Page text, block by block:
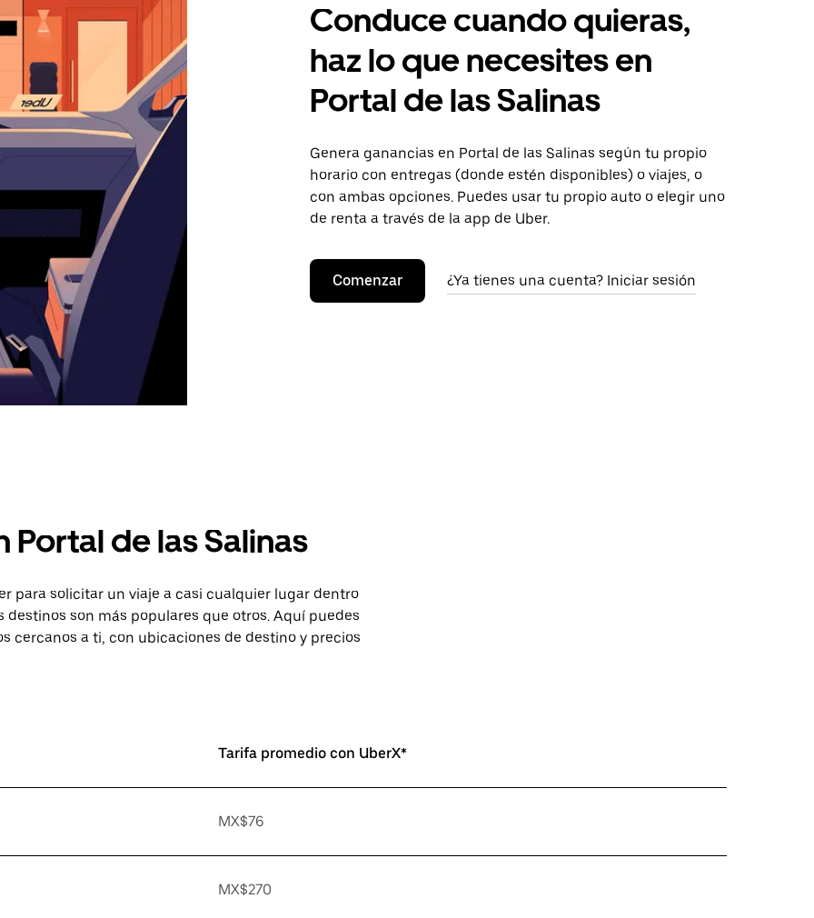
Conduce cuando quieras,
haz lo que necesites en
Portal de las Salinas
Genera ganancias en Portal de las Salinas según tu propio
horario con entregas (donde estén disponibles) o viajes, o
con ambas opciones. Puedes usar tu propio auto o elegir uno
de renta a través de la app de Uber.
Comenzar ¿Ya tienes una cuenta? Iniciar sesión
de las Salinas
para solicitar un viaje a casi cualquier lugar dentro
destinos son más populares que otros. Aquí puedes
cercanos a ti, con ubicaciones de destino y precios
Tarifa promedio con UberX*
MX$76
MX$270